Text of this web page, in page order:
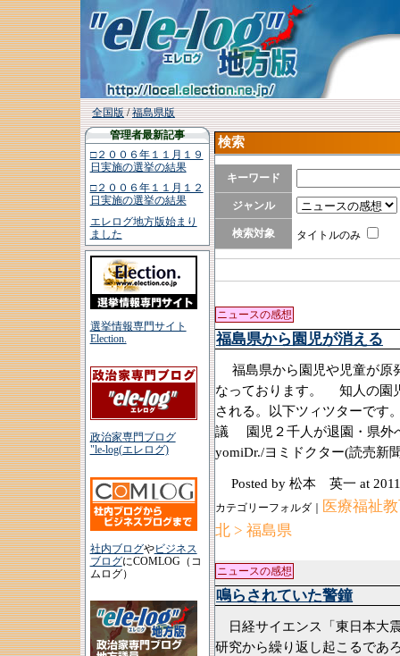
全国版/福島県版
管理者最新記事
□２００６年１１月１９
日実施の選挙の結果
□２００６年１１月１２
日実施の選挙の結果
エレログ地方版始まり
ました
選挙情報専門サイト
Election.
政治家専門ブログ
"le-log(エレログ)
社内ブログやビジネス
ブログにCOMLOG（コ
ムログ）
検索
キーワード
ジャンル
検索対象 タイトルのみ
ニュースの感想
福島県から園児が消える
福島県から園児や児童が原
なっております。 知人の園
される。以下ツィツターで
議 園児２千人が退園・県外
yomiDr./ヨミドクター(読売新
Posted by 松本 英一 at
カテゴリーフォルダ｜
医療福祉
北 > 福島県
ニュースの感想
鳴らされていた警鐘
日経サイエンス「東日本大
研究から繰り返し起こるであ